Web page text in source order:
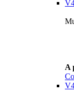
A